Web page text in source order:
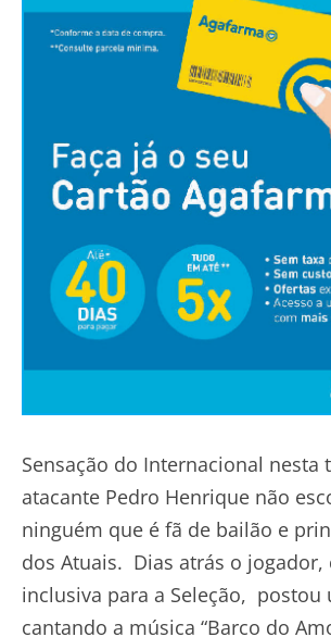
Sensação do Internacional nesta
atacante Pedro Henrique não
ninguém que é fã de bailão e
dos Atuais. Dias atrás o jogador,
inclusiva para a Seleção, postou
cantando a música “Barco do